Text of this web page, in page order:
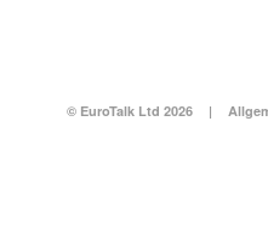
© EuroTalk Ltd 2026 |